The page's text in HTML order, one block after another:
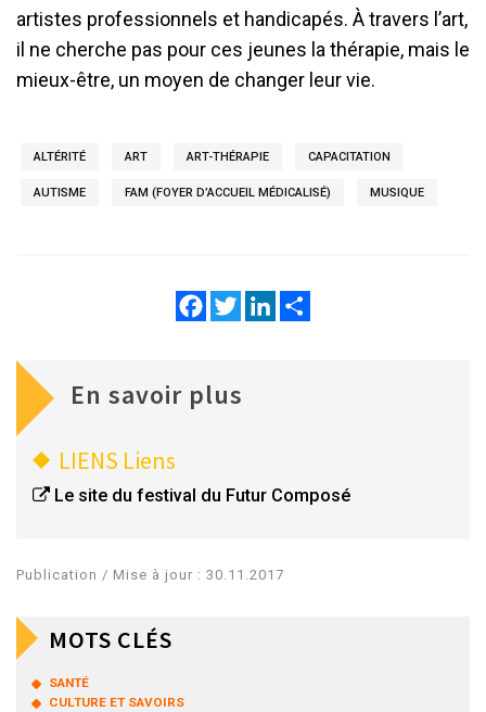
artistes professionnels et handicapés. À travers l’art,
il ne cherche pas pour ces jeunes la thérapie, mais le
mieux-être, un moyen de changer leur vie.
ALTÉRITÉ ART ART-THÉRAPIE CAPACITATION
AUTISME FAM (FOYER D’ACCUEIL MÉDICALISÉ) MUSIQUE
FacebookTwitterLinkedIn
En savoir plus
LIENS Liens
Le site du festival du Futur Composé
Publication / Mise à jour : 30.11.2017
MOTS CLÉS
SANTÉ
CULTURE ET SAVOIRS